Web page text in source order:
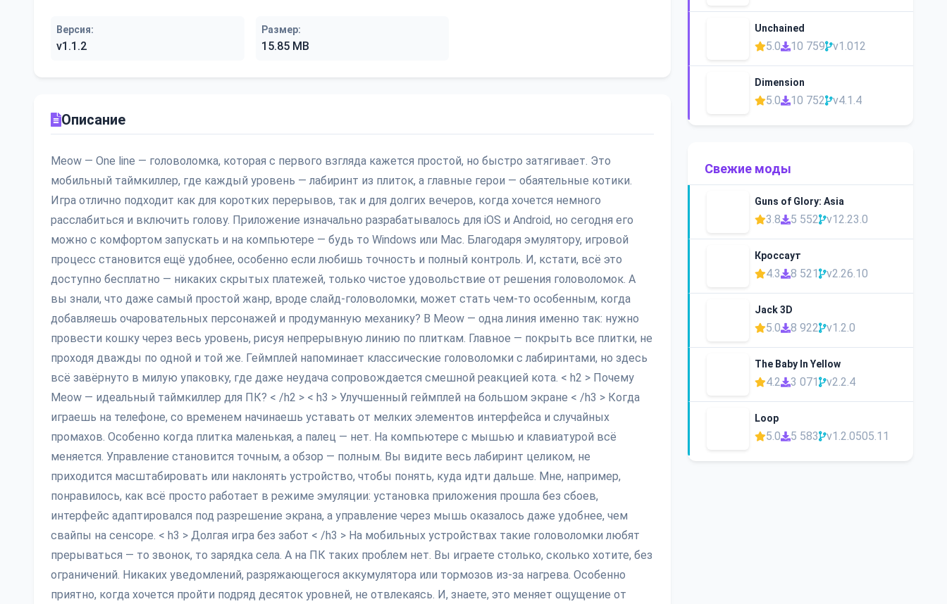
Версия:
v1.1.2
Размер:
15.85 MB
Описание
Meow — One line — головоломка, которая с первого взгляда кажется простой, но быстро затягивает. Это
мобильный таймкиллер, где каждый уровень — лабиринт из плиток, а главные герои — обаятельные котики.
Игра отлично подходит как для коротких перерывов, так и для долгих вечеров, когда хочется немного
расслабиться и включить голову. Приложение изначально разрабатывалось для iOS и Android, но сегодня его
можно с комфортом запускать и на компьютере — будь то Windows или Mac. Благодаря эмулятору, игровой
процесс становится ещё удобнее, особенно если любишь точность и полный контроль. И, кстати, всё это
доступно бесплатно — никаких скрытых платежей, только чистое удовольствие от решения головоломок. А
вы знали, что даже самый простой жанр, вроде слайд-головоломки, может стать чем-то особенным, когда
добавляешь очаровательных персонажей и продуманную механику? В Meow — одна линия именно так: нужно
провести кошку через весь уровень, рисуя непрерывную линию по плиткам. Главное — покрыть все плитки, не
проходя дважды по одной и той же. Геймплей напоминает классические головоломки с лабиринтами, но здесь
всё завёрнуто в милую упаковку, где даже неудача сопровождается смешной реакцией кота. < h2 > Почему
Meow — идеальный таймкиллер для ПК? < /h2 > < h3 > Улучшенный геймплей на большом экране < /h3 > Когда
играешь на телефоне, со временем начинаешь уставать от мелких элементов интерфейса и случайных
промахов. Особенно когда плитка маленькая, а палец — нет. На компьютере с мышью и клавиатурой всё
меняется. Управление становится точным, а обзор — полным. Вы видите весь лабиринт целиком, не
приходится масштабировать или наклонять устройство, чтобы понять, куда идти дальше. Мне, например,
понравилось, как всё просто работает в режиме эмуляции: установка приложения прошла без сбоев,
интерфейс адаптировался под разрешение экрана, а управление через мышь оказалось даже удобнее, чем
свайпы на сенсоре. < h3 > Долгая игра без забот < /h3 > На мобильных устройствах такие головоломки любят
прерываться — то звонок, то зарядка села. А на ПК таких проблем нет. Вы играете столько, сколько хотите, без
ограничений. Никаких уведомлений, разряжающегося аккумулятора или тормозов из-за нагрева. Особенно
приятно, когда хочется пройти подряд десяток уровней, не отвлекаясь. И, знаете, это меняет ощущение от
Unchained
5.0 10 759 v1.012
Dimension
5.0 10 752 v4.1.4
Свежие моды
Guns of Glory: Asia
3.8 5 552 v12.23.0
Кроссаут
4.3 8 521 v2.26.10
Jack 3D
5.0 8 922 v1.2.0
The Baby In Yellow
4.2 3 071 v2.2.4
Loop
5.0 5 583 v1.2.0505.11